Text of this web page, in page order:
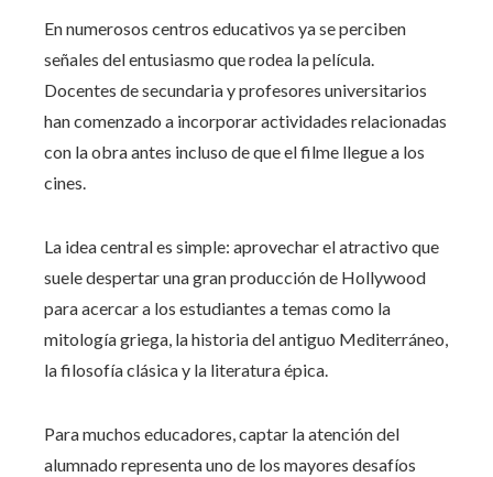
En numerosos centros educativos ya se perciben
señales del entusiasmo que rodea la película.
Docentes de secundaria y profesores universitarios
han comenzado a incorporar actividades relacionadas
con la obra antes incluso de que el filme llegue a los
cines.
La idea central es simple: aprovechar el atractivo que
suele despertar una gran producción de Hollywood
para acercar a los estudiantes a temas como la
mitología griega, la historia del antiguo Mediterráneo,
la filosofía clásica y la literatura épica.
Para muchos educadores, captar la atención del
alumnado representa uno de los mayores desafíos